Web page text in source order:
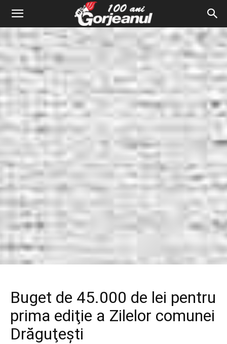
Buget de 45.000 de lei pentru
prima ediţie a Zilelor comunei
Drăguţeşti